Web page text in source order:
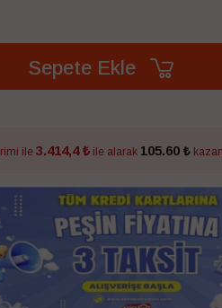
Sepete Ekle
ile3.414,4 ₺ ile alarak 105.60 ₺